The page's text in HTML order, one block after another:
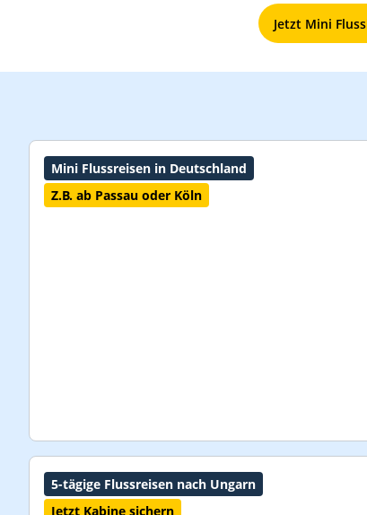
Jetzt Mini
Mini Flussreisen in Deutschland
Z.B. ab Passau oder Köln
5-tägige Flussreisen nach Ungarn
Jetzt Kabine sichern